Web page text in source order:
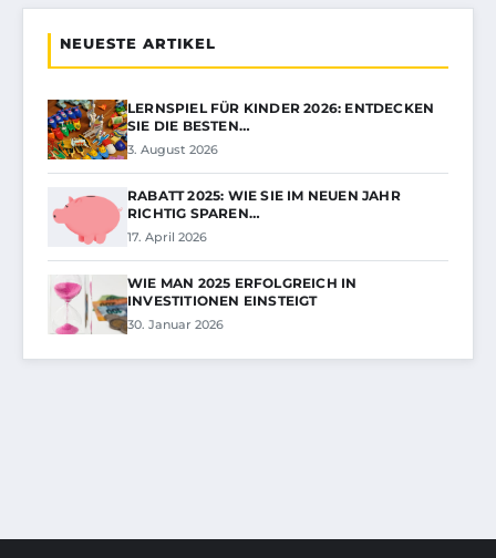
NEUESTE ARTIKEL
LERNSPIEL FÜR KINDER 2026: ENTDECKEN
SIE DIE BESTEN…
3. August 2026
RABATT 2025: WIE SIE IM NEUEN JAHR
RICHTIG SPAREN…
17. April 2026
WIE MAN 2025 ERFOLGREICH IN
INVESTITIONEN EINSTEIGT
30. Januar 2026